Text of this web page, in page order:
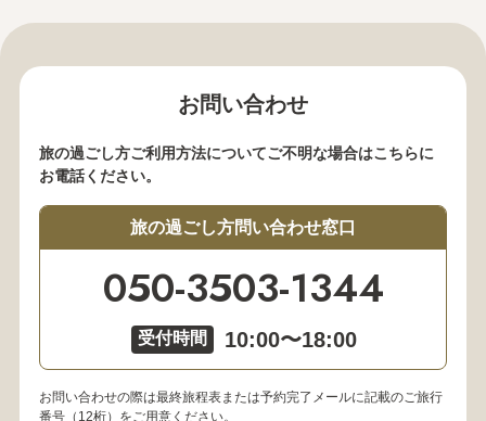
お問い合わせ
旅の過ごし方ご利用方法についてご不明な場合はこちらに
お電話ください。
旅の過ごし方問い合わせ窓口
050-3503-1344
受付時間 10:00〜18:00
お問い合わせの際は最終旅程表または予約完了メールに記載のご旅行
番号（12桁）をご用意ください。